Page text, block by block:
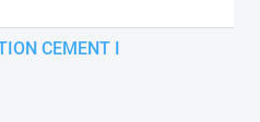
CEMENT I